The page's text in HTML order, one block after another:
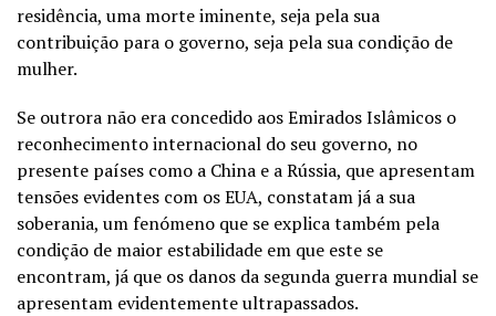
residência, uma morte iminente, seja pela sua
contribuição para o governo, seja pela sua condição de
mulher.
Se outrora não era concedido aos Emirados Islâmicos o
reconhecimento internacional do seu governo, no
presente países como a China e a Rússia, que apresentam
tensões evidentes com os EUA, constatam já a sua
soberania, um fenómeno que se explica também pela
condição de maior estabilidade em que este se
encontram, já que os danos da segunda guerra mundial se
apresentam evidentemente ultrapassados.